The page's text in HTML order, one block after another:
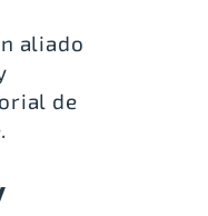
aliado
de